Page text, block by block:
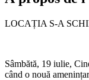
LOCAȚIA S-A
Sâmbătă, 19 iulie,
când o nouă